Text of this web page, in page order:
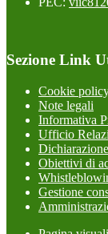
Sezione Link
Cookie
Note legali
Informativa
Ufficio
Obiettivi di
Gestione